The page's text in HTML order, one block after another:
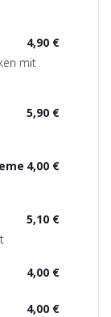
4,90 €
mit
5,90 €
4,00 €
5,10 €
4,00 €
4,00 €